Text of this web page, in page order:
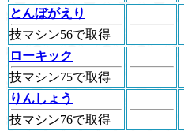
とんぼがえり
技マシン56で取得
ローキック
技マシン75で取得
りんしょう
技マシン76で取得